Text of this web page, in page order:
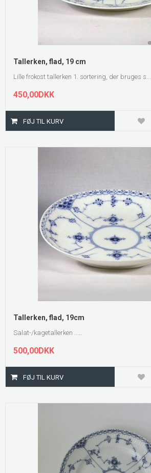
Tallerken, flad, 19 cm
Lille frokost tallerken 1. sortering, der bruges s...
450,00DKK
Tallerken, flad, 19cm
Salat-/kagetallerken .....
500,00DKK